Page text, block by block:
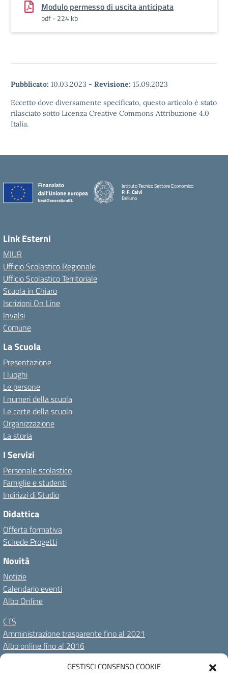
GESTISCI CONSENSO COOKIE
Modulo permesso di uscita anticipata
pdf - 224 kb
Pubblicato: 10.03.2023 - Revisione: 15.09.2023
Eccetto dove diversamente specificato, questo articolo è stato
rilasciato sotto Licenza Creative Commons Attribuzione 4.0
Italia.
Istituto Tecnico Settore Economico
P. F. Calvi
Belluno
Link Esterni
MIUR
Ufficio Scolastico Regionale
Ufficio Scolastico Territoriale
Scuola in Chiaro
Iscrizioni On Line
Invalsi
Comune
La Scuola
Presentazione
I luoghi
Le persone
I numeri della scuola
Le carte della scuola
Organizzazione
La storia
I Servizi
Personale scolastico
Famiglie e studenti
Indirizzi di Studio
Didattica
Offerta formativa
Schede Progetti
Novità
Notizie
Calendario eventi
Albo Online
CTS
Amministrazione trasparente fino al 2021
Albo online fino al 2016